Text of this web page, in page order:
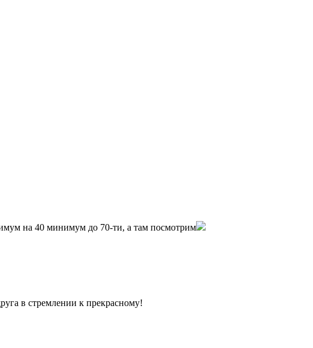
на 40 минимум до 70-ти, а там посмотрим
в стремлении к прекрасному!